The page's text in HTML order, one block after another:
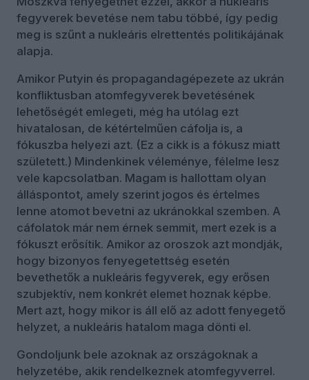
fegyverek bevetése nem tabu többé, így pedig
meg is szűnt a nukleáris elrettentés politikájának
alapja.
Amikor Putyin és propagandagépezete az ukrán
konfliktusban atomfegyverek bevetésének
lehetőségét emlegeti, még ha utólag ezt
hivatalosan, de kétértelműen cáfolja is, a
fókuszba helyezi azt. (Ez a cikk is a fókusz miatt
született.) Mindenkinek véleménye, félelme lesz
vele kapcsolatban. Magam is hallottam olyan
álláspontot, amely szerint jogos és értelmes
lenne atomot bevetni az ukránokkal szemben. A
cáfolatok már nem érnek semmit, mert ezek is a
fókuszt erősítik. Amikor az oroszok azt mondják,
hogy bizonyos fenyegetettség esetén
bevethetők a nukleáris fegyverek, egy erősen
szubjektív, nem konkrét elemet hoznak képbe.
Mert azt, hogy mikor is áll elő az adott fenyegető
helyzet, a nukleáris hatalom maga dönti el.
Gondoljunk bele azoknak az országoknak a
helyzetébe, akik rendelkeznek atomfegyverrel.